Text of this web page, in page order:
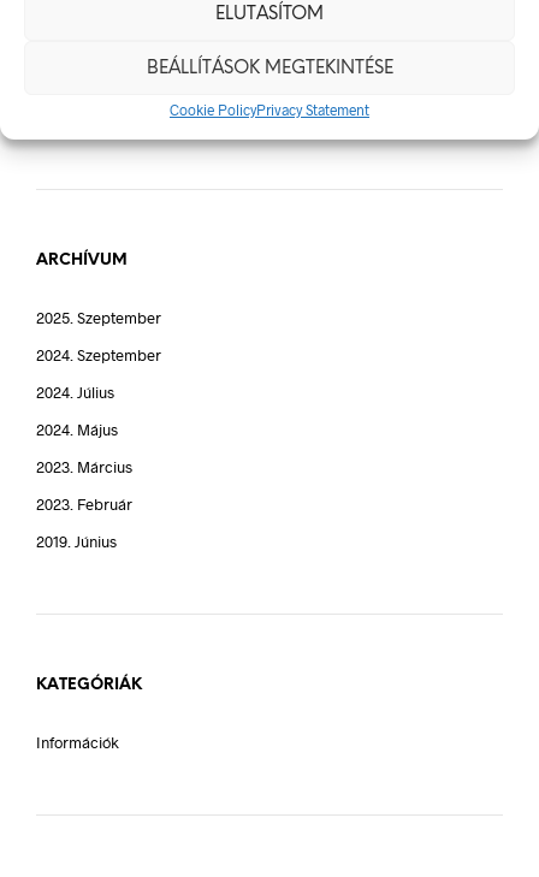
ELUTASÍTOM
BEÁLLÍTÁSOK MEGTEKINTÉSE
Cookie PolicyPrivacy Statement
ARCHÍVUM
2025. Szeptember
2024. Szeptember
2024. Július
2024. Május
2023. Március
2023. Február
2019. Június
KATEGÓRIÁK
Információk